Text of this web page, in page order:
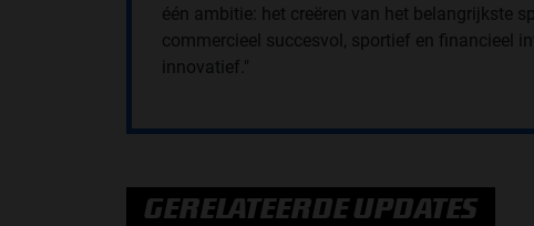
één ambitie: het creëren van het belangrijkste
commercieel succesvol, sportief en financieel
innovatief."
GERELATEERDE UPDATES